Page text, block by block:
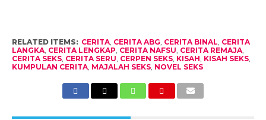
RELATED ITEMS: CERITA, CERITA ABG, CERITA BINAL, CERITA
LANGKA, CERITA LENGKAP, CERITA NAFSU, CERITA REMAJA,
CERITA SEKS, CERITA SERU, CERPEN SEKS, KISAH, KISAH SEKS,
KUMPULAN CERITA, MAJALAH SEKS, NOVEL SEKS